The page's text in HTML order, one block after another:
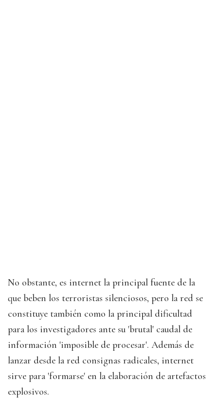
No obstante, es internet la principal fuente de la
que beben los terroristas silenciosos, pero la red se
constituye también como la principal dificultad
para los investigadores ante su 'brutal' caudal de
información 'imposible de procesar'. Además de
lanzar desde la red consignas radicales, internet
sirve para 'formarse' en la elaboración de artefactos
explosivos.